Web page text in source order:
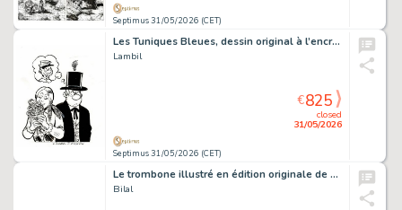
Septimus 31/05/2026 (CET)
Les Tuniques Bleues, dessin original à l’encre de chine réalisé pour un ex-libris. On joint la mise en couleurs et la publication.
Lambil
Septimus 31/05/2026 (CET)
closed
31/05/2026
€825
Le trombone illustré en édition originale de 1980, agrémenté d’une dédicace de Bilal. Proche de l’état neuf.
Bilal